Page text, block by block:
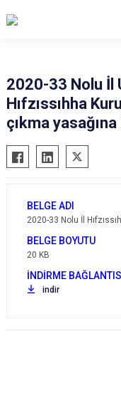
2020-33 Nolu İl
Hıfzıssıhha
çıkma
2020-33 Nolu İl
20 KB
indir